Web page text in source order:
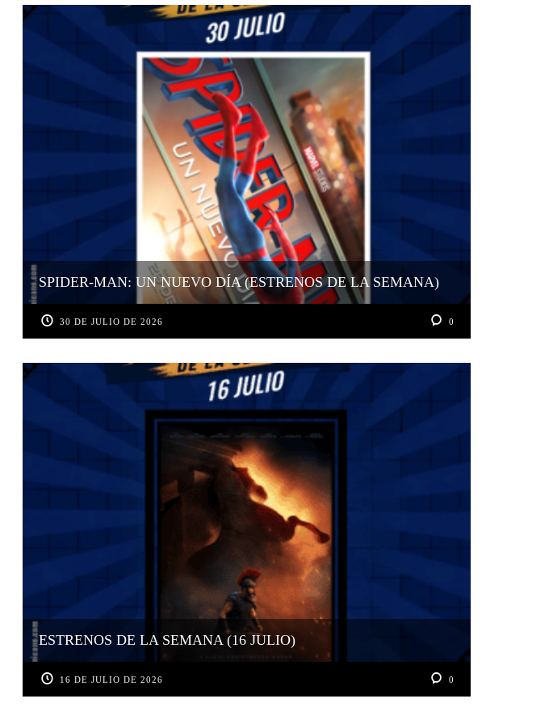
SPIDER-MAN: UN NUEVO DÍA (ESTRENOS DE LA SEMANA)
30 DE JULIO DE 2026 0
ESTRENOS DE LA SEMANA (16 JULIO)
16 DE JULIO DE 2026 0